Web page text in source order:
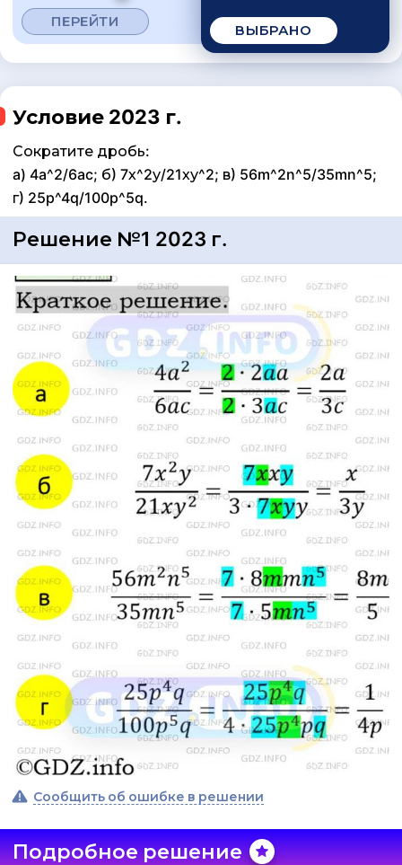
ПЕРЕЙТИ
ВЫБРАНО
Условие 2023 г.
Сократите дробь:
a) 4a^2/6ac; б) 7х^2у/21ху^2; в) 56m^2n^5/35mn^5;
г) 25p^4q/100p^5q.
Решение №1 2023 г.
Сообщить об ошибке в решении
Подробное решение